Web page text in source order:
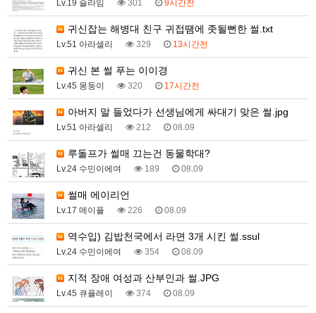
Lv.19 슬라임 301 9시간전
귀신잡는 해병대 친구 귀접땜에 좃될뻔한 썰.txt
Lv.51 아라셀리 329 13시간전
귀신 본 썰 푸는 이이경
Lv.45 몽둥이 320 17시간전
아버지 말 들었다가 선생님에게 싸대기 맞은 썰.jpg
Lv.51 아라셀리 212 08.09
루돌프가 썰매 끄는건 동물학대?
Lv.24 수민이에여 189 08.09
썰매 에이리언
Lv.17 메이플 226 08.09
역수입) 김밥천국에서 라면 3개 시킨 썰.ssul
Lv.24 수민이에여 354 08.09
지적 장애 여성과 산부인과 썰.JPG
Lv.45 큐플레이 374 08.09